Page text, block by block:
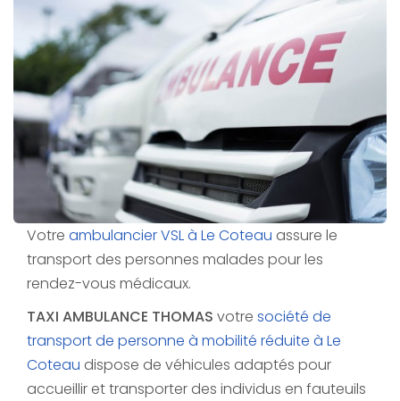
Votre ambulancier VSL à Le Coteau assure le
transport des personnes malades pour les
rendez-vous médicaux.
TAXI AMBULANCE THOMAS votre société de
transport de personne à mobilité réduite à Le
Coteau dispose de véhicules adaptés pour
accueillir et transporter des individus en fauteuils